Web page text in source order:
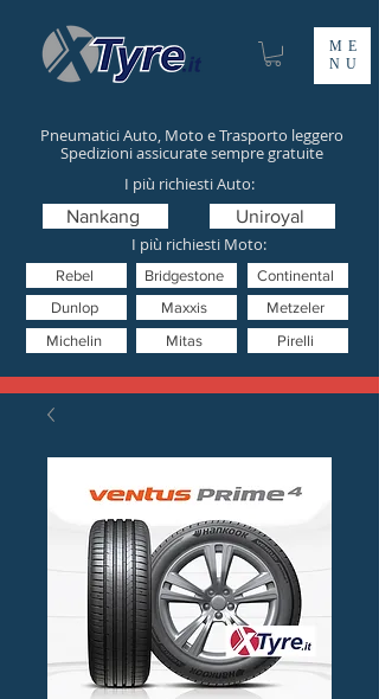
ME
NU
Pneumatici Auto, Moto e Trasporto leggero
Spedizioni assicurate sempre gratuite
I più richiesti Moto:
Mitas
Nankang
Pirelli
Uniroyal
Metzeler
Dunlop
Bridgestone Continental
Michelin
Rebel
I più richiesti Auto:
Maxxis